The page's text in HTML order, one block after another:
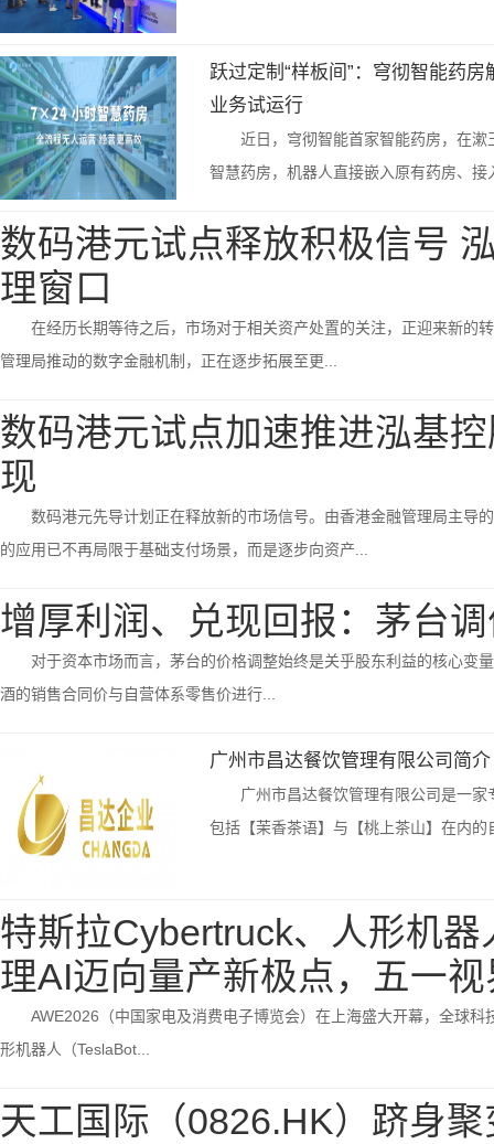
跃过定制“样板间”：穹彻智能药
业务试运行
近日，穹彻智能首家智能药房，在
智慧药房，机器人直接嵌入原有药房、
数码港元试点释放积极信号
理窗口
在经历长期等待之后，市场对于相关资产处置的关注，正迎来新的
管理局推动的数字金融机制，正在逐步拓展至更...
数码港元试点加速推进泓基
现
数码港元先导计划正在释放新的市场信号。由香港金融管理局主导
的应用已不再局限于基础支付场景，而是逐步向资产...
增厚利润、兑现回报：茅台
对于资本市场而言，茅台的价格调整始终是关乎股东利益的核心变
酒的销售合同价与自营体系零售价进行...
广州市昌达餐饮管理有限公司简介
广州市昌达餐饮管理有限公司是一
包括【茉香茶语】与【桃上茶山】在内
特斯拉Cybertruck、人形机
理AI迈向量产新极点，五一
AWE2026（中国家电及消费电子博览会）在上海盛大开幕，全球
形机器人（TeslaBot...
天工国际（0826.HK）跻身